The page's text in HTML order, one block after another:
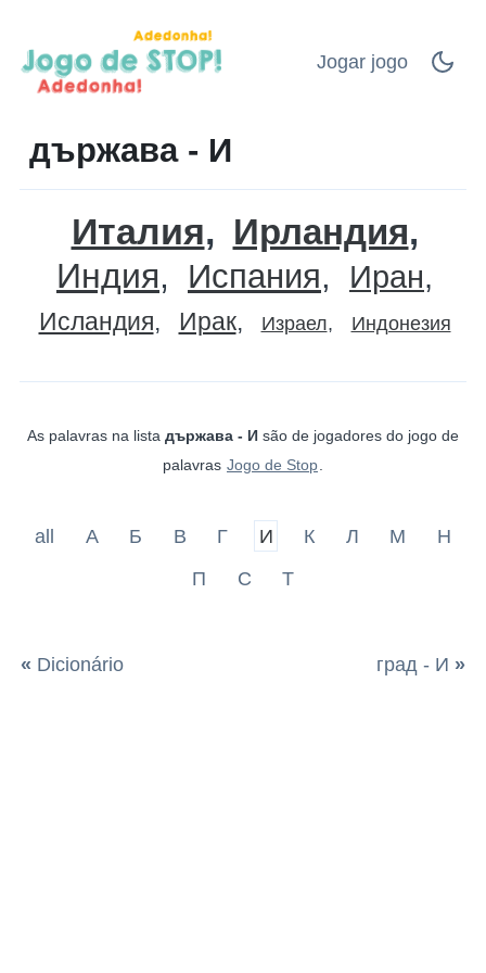
Jogar jogo
държава - И
Италия Ирландия
Индия Испания Иран
Исландия Ирак Израел Индонезия
As palavras na lista държава - И são de jogadores do jogo de
palavras Jogo de Stop
all А Б В Г И К Л М
Н
П
С Т
« Dicionário град - И »